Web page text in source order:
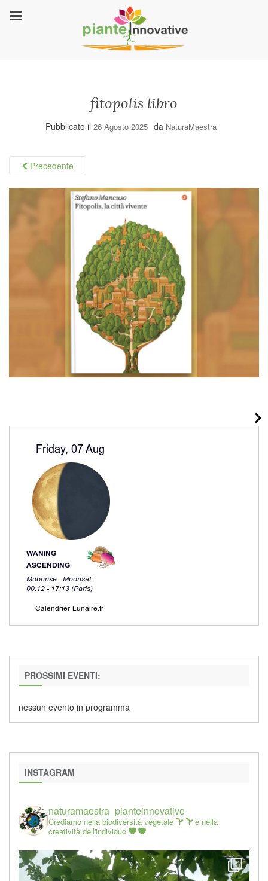
fitopolis libro
Pubblicato il 26 Agosto 2025 da NaturaMaestra
Precedente
PROSSIMI EVENTI:
nessun evento in programma
INSTAGRAM
naturamaestra_pianteinnovative
Crediamo nella biodiversità vegetale
e nella
creatività dell'individuo